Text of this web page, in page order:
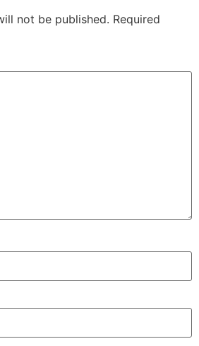
not be published. Required